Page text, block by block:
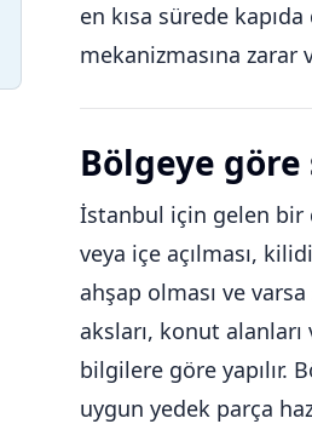
en kısa sürede
mekanizmasına
Bölgeye göre
İstanbul için gelen bir
veya içe açılması,
ahşap olması ve
aksları, konut
bilgilere göre yapılır.
uygun yedek parça